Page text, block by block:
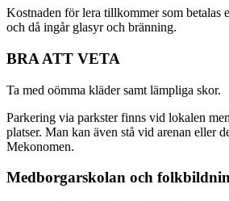
Kostnaden för lera tillkommer som betalas
och då ingår glasyr och bränning.
BRA ATT VETA
Ta med oömma kläder samt lämpliga skor.
Parkering via parkster finns vid lokalen
platser. Man kan även stå vid arenan eller
Mekonomen.
Medborgarskolan och